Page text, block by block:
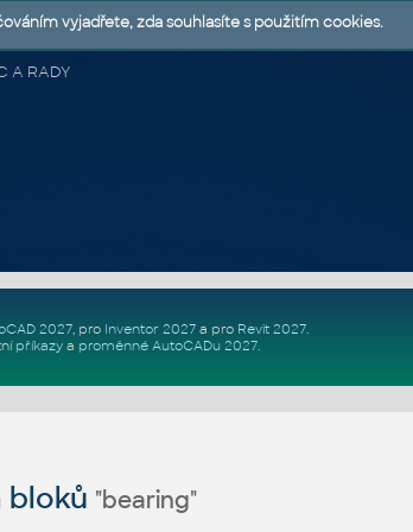
A RADY
2027, pro Inventor 2027a pro Revit 2027.
příkazya proměnné AutoCADu 2027.
bloků "bearing"
vyjadřete, zda souhlasíte s použitím cookies.